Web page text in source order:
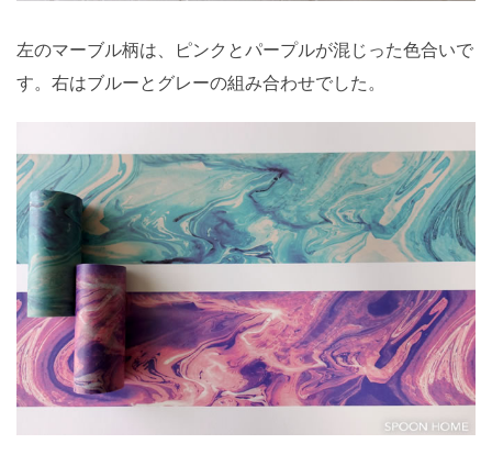
左のマーブル柄は、ピンクとパープルが混じった色合いで
す。右はブルーとグレーの組み合わせでした。